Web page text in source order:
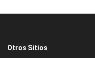
Otros Sitios